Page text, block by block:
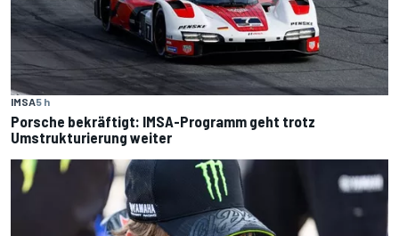
IMSA5 h
Porsche bekräftigt: IMSA-Programm geht trotz
Umstrukturierung weiter